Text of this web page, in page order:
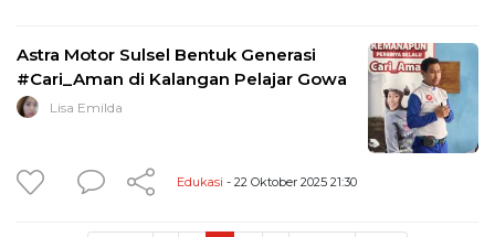
Astra Motor Sulsel Bentuk Generasi
#Cari_Aman di Kalangan Pelajar Gowa
Lisa Emilda
Edukasi - 22 Oktober 2025 21:30